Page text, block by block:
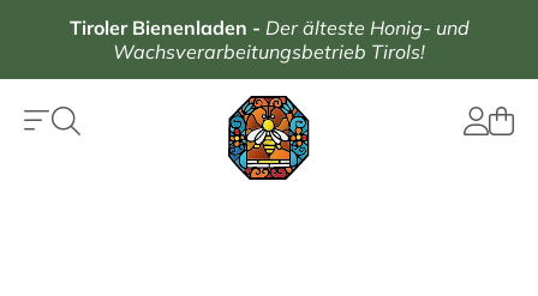
Tiroler Bienenladen - Der älteste Honig- und
Wachsverarbeitungsbetrieb Tirols!